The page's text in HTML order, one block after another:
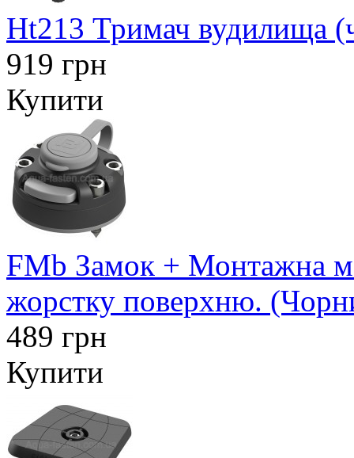
Ht213 Тримач вудилища
919 грн
Купити
FMb Замок + Монтажна
жорстку поверхню.
489 грн
Купити